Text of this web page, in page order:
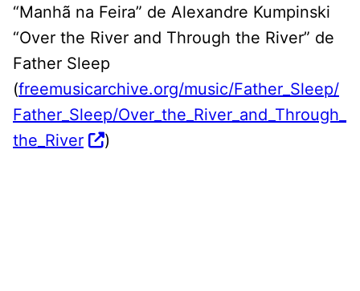
“Manhã na Feira” de Alexandre Kumpinski
“Over the River and Through the River” de
Father Sleep
(freemusicarchive.org/music/Father_Sleep/
Father_Sleep/Over_the_River_and_Through_
the_River
)